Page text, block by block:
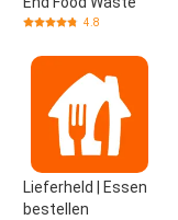
4.8
Lieferheld | Essen
bestellen